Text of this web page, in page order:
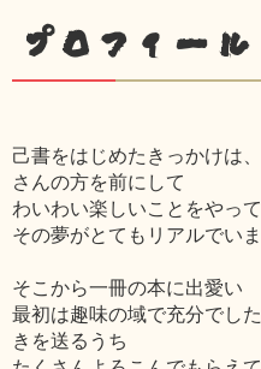
プロフィール
己書をはじめたきっかけは
さんの方を前にして
わいわい楽しいことをやっ
その夢がとてもリアルでい
そこから一冊の本に出愛い
最初は趣味の域で充分でし
きを送るうち